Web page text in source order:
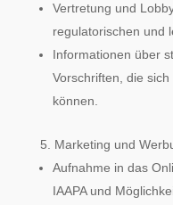
Vertretung und
regulatorischen und
Informationen über
Vorschriften, die
können.
Marketing und
Aufnahme in das
IAAPA und